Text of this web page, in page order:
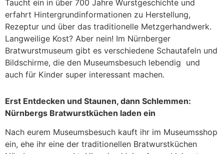
Taucht ein in über 700 Jahre Wurstgeschichte und
erfahrt Hintergrundinformationen zu Herstellung,
Rezeptur und über das traditionelle Metzgerhandwerk.
Langweilige Kost? Aber nein! Im Nürnberger
Bratwurstmuseum gibt es verschiedene Schautafeln und
Bildschirme, die den Museumsbesuch lebendig und
auch für Kinder super interessant machen.
Erst Entdecken und Staunen, dann Schlemmen:
Nürnbergs Bratwurstküchen laden ein
Nach eurem Museumsbesuch kauft ihr im Museumsshop
ein, ehe ihr eine der traditionellen Bratwurstküchen